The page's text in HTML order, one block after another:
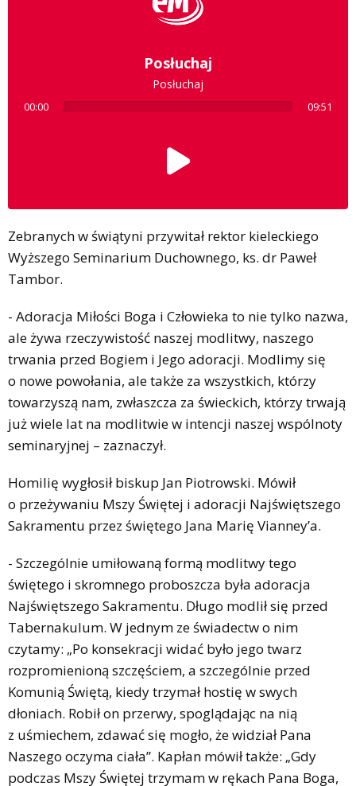
Posłuchaj
Posłuchaj
00:00 09:51
Zebranych w świątyni przywitał rektor kieleckiego
Wyższego Seminarium Duchownego, ks. dr Paweł
Tambor.
- Adoracja Miłości Boga i Człowieka to nie tylko nazwa,
ale żywa rzeczywistość naszej modlitwy, naszego
trwania przed Bogiem i Jego adoracji. Modlimy się
o nowe powołania, ale także za wszystkich, którzy
towarzyszą nam, zwłaszcza za świeckich, którzy trwają
już wiele lat na modlitwie w intencji naszej wspólnoty
seminaryjnej – zaznaczył.
Homilię wygłosił biskup Jan Piotrowski. Mówił
o przeżywaniu Mszy Świętej i adoracji Najświętszego
Sakramentu przez świętego Jana Marię Vianney’a.
- Szczególnie umiłowaną formą modlitwy tego
świętego i skromnego proboszcza była adoracja
Najświętszego Sakramentu. Długo modlił się przed
Tabernakulum. W jednym ze świadectw o nim
czytamy: „Po konsekracji widać było jego twarz
rozpromienioną szczęściem, a szczególnie przed
Komunią Świętą, kiedy trzymał hostię w swych
dłoniach. Robił on przerwy, spoglądając na nią
z uśmiechem, zdawać się mogło, że widział Pana
Naszego oczyma ciała”. Kapłan mówił także: „Gdy
podczas Mszy Świętej trzymam w rękach Pana Boga,